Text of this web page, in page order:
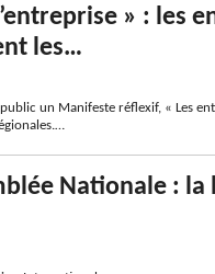
» : les
les…
un Manifeste réflexif, « Les
Nationale : la